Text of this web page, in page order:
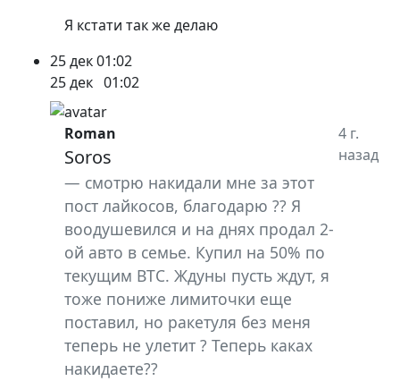
Я кстати так же делаю
25 дек01:02
25 дек 01:02
Roman
Soros
смотрю накидали мне за этот
пост лайкосов, благодарю ?? Я
воодушевился и на днях продал 2-
ой авто в семье. Купил на 50% по
текущим BTC. Ждуны пусть ждут, я
тоже пониже лимиточки еще
поставил, но ракетуля без меня
теперь не улетит ? Теперь каках
накидаете??
4 г.
назад